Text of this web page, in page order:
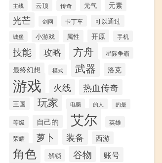
主线 云顶 传奇 元气 元素
光芒 剑网 卡丁车 可以通过
城堡 小游戏 属性 开原 手机
技能 攻略 方舟 星际争霸
最终幻想 模式 武器 洛克
游戏 火线 热血传奇
王国 玩家 电脑 的人 的是
等级 自己的 艾尔
英雄
荣耀
萝卜 装备 西游
角色 解锁 谷物 账号